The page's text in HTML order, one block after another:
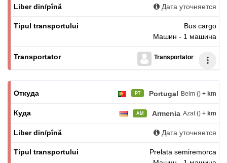
Дата уточняется
Bus cargo
Машин - 1 машина
Transportator
PT Portugal Belm () + km
AM Armenia Azat () + km
Дата уточняется
Prelata semiremorca